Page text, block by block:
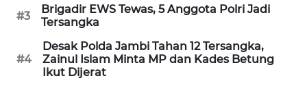
#3
Brigadir EWS Tewas, 5 Anggota Polri Jadi
Tersangka
#4
Desak Polda Jambi Tahan 12 Tersangka,
Zainul Islam Minta MP dan Kades Betung
Ikut Dijerat
WAHANA
HEALTH
WAHANA